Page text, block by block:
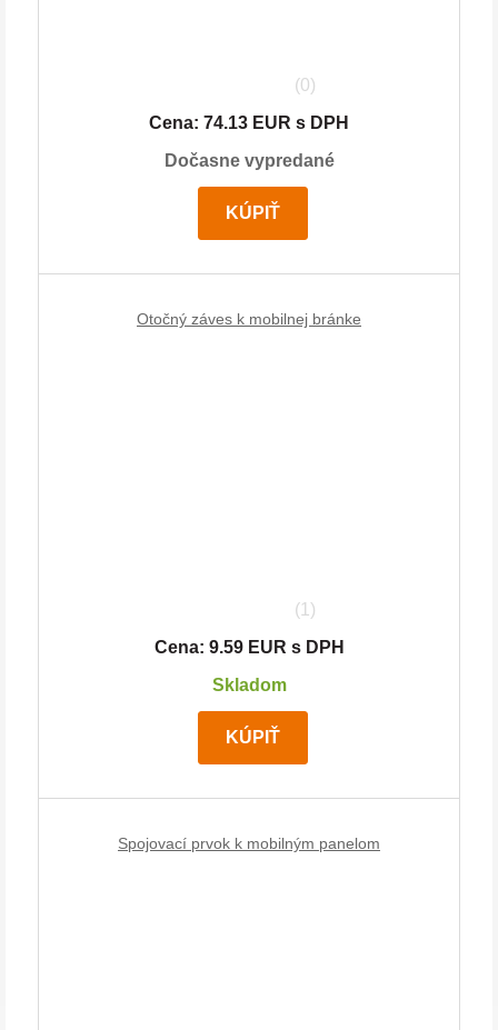
(0)
Cena: 74.13 EUR s DPH
Dočasne vypredané
KÚPIŤ
Otočný záves k mobilnej bránke
(1)
Cena: 9.59 EUR s DPH
Skladom
KÚPIŤ
Spojovací prvok k mobilným panelom